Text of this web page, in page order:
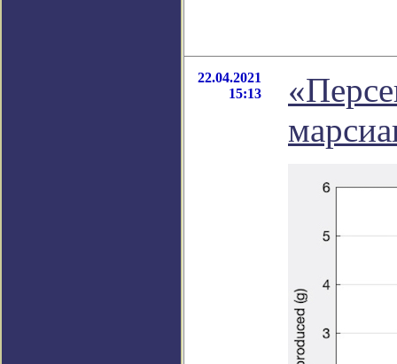
22.04.2021
15:13